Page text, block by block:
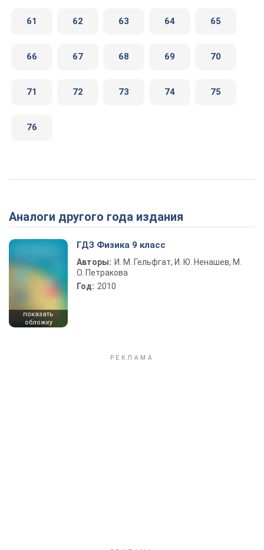
61 62 63 64 65
66 67 68 69 70
71 72 73 74 75
76
Аналоги другого года издания
показать
обложку
ГДЗ Физика 9 класс
Авторы: И. М. Гельфгат, И. Ю. Ненашев, М.
О. Петракова
Год: 2010